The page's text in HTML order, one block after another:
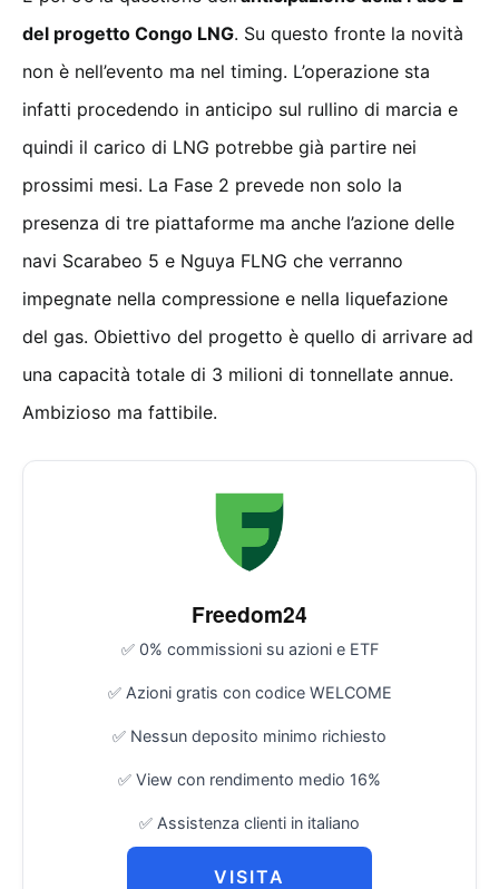
del progetto Congo LNG. Su questo fronte la novità
non è nell’evento ma nel timing. L’operazione sta
infatti procedendo in anticipo sul rullino di marcia e
quindi il carico di LNG potrebbe già partire nei
prossimi mesi. La Fase 2 prevede non solo la
presenza di tre piattaforme ma anche l’azione delle
navi Scarabeo 5 e Nguya FLNG che verranno
impegnate nella compressione e nella liquefazione
del gas. Obiettivo del progetto è quello di arrivare ad
una capacità totale di 3 milioni di tonnellate annue.
Ambizioso ma fattibile.
Freedom24
✅ 0% commissioni su azioni e ETF
✅ Azioni gratis con codice WELCOME
✅ Nessun deposito minimo richiesto
✅ View con rendimento medio 16%
✅ Assistenza clienti in italiano
VISITA